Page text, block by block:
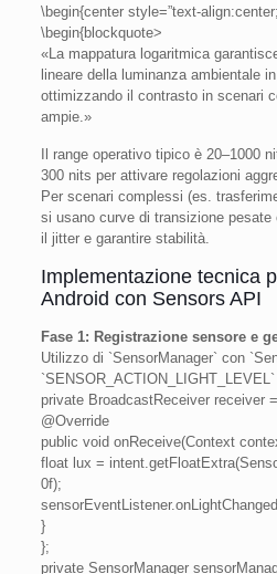
\begin{center style=”text-
\begin{blockquote>
«La mappatura logaritmica
lineare della luminanza ambientale
ottimizzando il contrasto in scenari
ampie.»
Il range operativo tipico è 20–1000
300 nits per attivare regolazioni
Per scenari complessi (es.
si usano curve di transizione
il jitter e garantire stabilità.
Implementazione tecnica
Android con Sensors API
Fase 1: Registrazione sensore e
Utilizzo di `SensorManager` con
`SENSOR_ACTION_LIGHT_LEVEL`
private BroadcastReceiver receiver
@Override
public void onReceive(Context
float lux =
0f);
}
};
private SensorManager